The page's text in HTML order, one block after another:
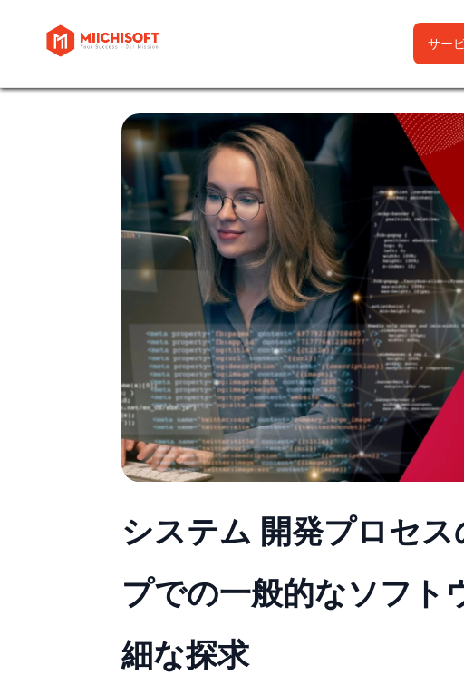
サー
システム 開発プロセ
プでの一般的なソフト
細な探求